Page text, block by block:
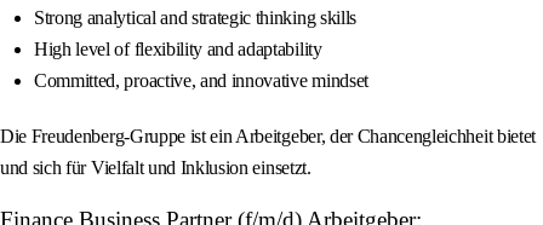
Strong analytical and strategic thinking skills
High level of flexibility and adaptability
Committed, proactive, and innovative mindset
Die Freudenberg-Gruppe ist ein Arbeitgeber, der Chancengleichheit bietet
und sich für Vielfalt und Inklusion einsetzt.
Finance Business Partner (f/m/d) Arbeitgeber: